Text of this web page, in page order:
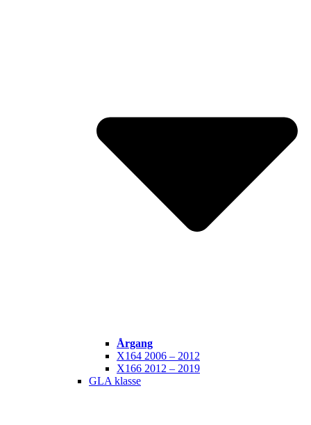
Årgang
X164 2006 – 2012
X166 2012 – 2019
GLA klasse